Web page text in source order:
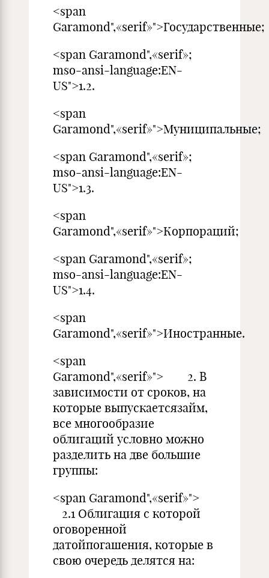
<span
Garamond",«serif»">Государственные;
<span Garamond",«serif»;
mso-ansi-language:EN-
US">1.2.
<span
Garamond",«serif»">Муниципальные;
<span Garamond",«serif»;
mso-ansi-language:EN-
US">1.3.
<span
Garamond",«serif»">Корпораций;
<span Garamond",«serif»;
mso-ansi-language:EN-
US">1.4.
<span
Garamond",«serif»">Иностранные.
<span
Garamond",«serif»"> 2. В
зависимости от сроков, на
которые выпускаетсязайм,
все многообразие
облигаций условно можно
разделить на две большие
группы:
<span Garamond",«serif»">
2.1 Облигация с которой
оговоренной
датойпогашения, которые в
свою очередь делятся на: